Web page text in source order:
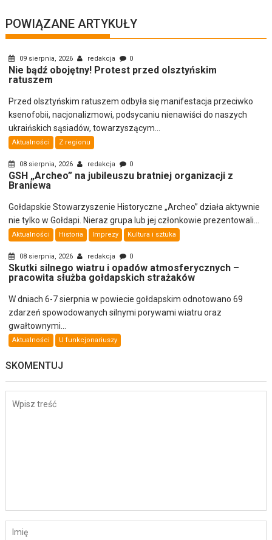
POWIĄZANE ARTYKUŁY
09 sierpnia, 2026 redakcja 0
Nie bądź obojętny! Protest przed olsztyńskim
ratuszem
Przed olsztyńskim ratuszem odbyła się manifestacja przeciwko
ksenofobii, nacjonalizmowi, podsycaniu nienawiści do naszych
ukraińskich sąsiadów, towarzyszącym...
Aktualności Z regionu
08 sierpnia, 2026 redakcja 0
GSH „Archeo” na jubileuszu bratniej organizacji z
Braniewa
Gołdapskie Stowarzyszenie Historyczne „Archeo” działa aktywnie
nie tylko w Gołdapi. Nieraz grupa lub jej członkowie prezentowali...
Aktualności Historia Imprezy Kultura i sztuka
08 sierpnia, 2026 redakcja 0
Skutki silnego wiatru i opadów atmosferycznych –
pracowita służba gołdapskich strażaków
W dniach 6-7 sierpnia w powiecie gołdapskim odnotowano 69
zdarzeń spowodowanych silnymi porywami wiatru oraz
gwałtownymi...
Aktualności U funkcjonariuszy
SKOMENTUJ